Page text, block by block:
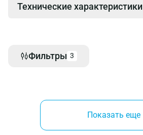
Технические характеристики
Фильтры 3
Показать еще